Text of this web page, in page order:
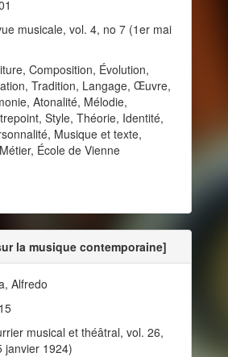
musicale, vol. 4, no 7 (1er mai
Composition, Évolution,
Tradition, Langage, Œuvre,
Atonalité, Mélodie,
Style, Théorie, Identité,
Musique et texte,
École de Vienne
la musique contemporaine]
Alfredo
musical et théâtral, vol. 26,
janvier 1924)